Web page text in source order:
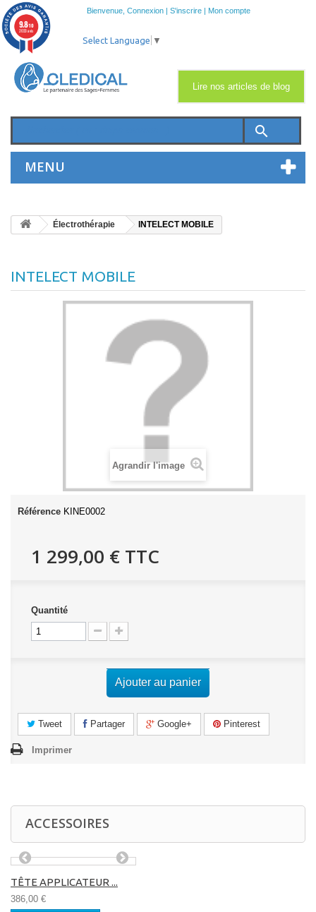
Bienvenue, Connexion | S'inscrire | Mon compte
search
MENU
Lire nos articles de blog
Select Language ▼
Électrothérapie INTELECT MOBILE
INTELECT MOBILE
Agrandir l'image
Référence KINE0002
1 299,00 € TTC
Quantité
Ajouter au panier
Tweet Partager Google+ Pinterest
Imprimer
ACCESSOIRES
TÊTE APPLICATEUR ...
386,00 €
9.8/10
2033 avis